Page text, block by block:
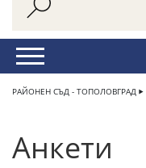
РАЙОНЕН СЪД - ТОПОЛОВГРАД
Анкети